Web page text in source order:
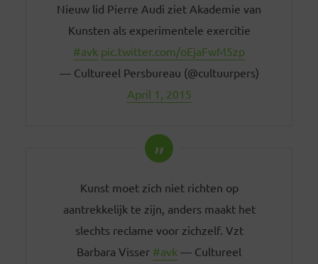
Nieuw lid Pierre Audi ziet Akademie van
Kunsten als experimentele exercitie
#avk pic.twitter.com/oEjaFwM5zp
— Cultureel Persbureau (@cultuurpers)
April 1, 2015
Kunst moet zich niet richten op
aantrekkelijk te zijn, anders maakt het
slechts reclame voor zichzelf. Vzt
Barbara Visser #avk — Cultureel